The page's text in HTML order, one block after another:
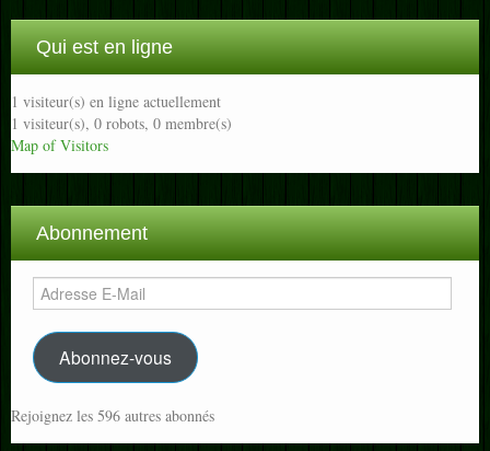
Qui est en ligne
1 visiteur(s) en ligne actuellement
1 visiteur(s), 0 robots, 0 membre(s)
Map of Visitors
Abonnement
Adresse
E-
Mail
Abonnez-vous
Rejoignez les 596 autres abonnés